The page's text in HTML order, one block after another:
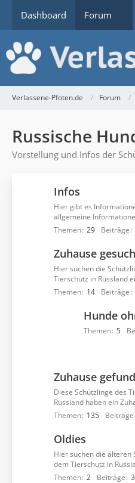
Dashboard Forum
Verlassene-Pfoten.de Forum
Russische
Vorstellung und Infos der
Infos
Hier gibt es
allgemeine
Themen 29 Beiträge
Zuhause
Hier suchen die
Tierschutz in Russland
Themen 14 Beiträge
Hunde
Themen 5
Zuhause
Diese Schützlinge des
Russland haben ein
Themen 135 Beiträge
Oldies
Hier suchen die älteren
dem Tierschutz in
Themen 2 Beiträge